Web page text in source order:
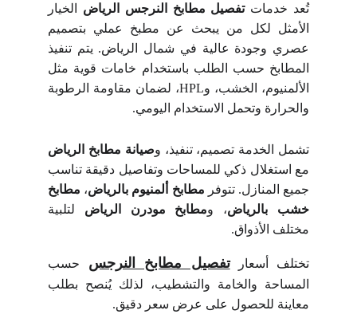
تُعد خدماتتفصيل مطابخ النرجس الرياض الخيار
الأمثل لكل من يبحث عن مطبخ عملي بتصميم
عصري وجودة عالية في شمال الرياض. يتم تنفيذ
المطابخ حسب الطلب باستخدام خامات قوية مثل
الألمنيوم، الخشب، وHPL، لضمان مقاومة الرطوبة
والحرارة وتحمل الاستخدام اليومي.
تشمل الخدمة تصميم، تنفيذ، وصيانة مطابخ الرياض
مع استغلال ذكي للمساحات وتفاصيل دقيقة تناسب
جميع المنازل. تتوفر مطابخ ألمنيوم بالرياض، مطابخ
خشب بالرياض، ومطابخ مودرن الرياض لتلبية
مختلف الأذواق.
تختلف أسعارتفصيل مطابخ النرجس
حسب
المساحة والخامة والتشطيب، لذلك يُنصح بطلب
معاينة للحصول على عرض سعر دقيق.